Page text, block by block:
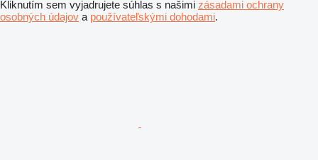
Kliknutím sem vyjadrujete súhlas s našimi zásadami ochrany
osobných údajov a používateľskými dohodami.